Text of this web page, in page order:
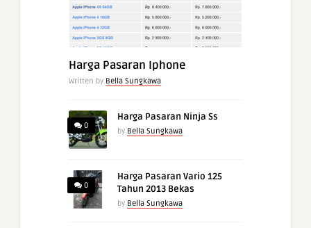
Harga Pasaran Iphone
Written by Bella Sungkawa
0
Harga Pasaran Ninja Ss
by Bella Sungkawa
0
Harga Pasaran Vario 125
Tahun 2013 Bekas
by Bella Sungkawa